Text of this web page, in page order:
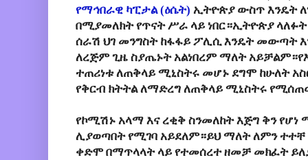
የማኅበራዊ ካፒታል (ዕሴት) ኢትዮጵያ ውስጥ እንዴት
በሚያመለክት የጥናት ሥራ ላይ ነበር።ኢትዮጵያ
ሰራሽ ህገ መንግስት ከፋፋይ ፖሊሲ እንዴት መውጣት
ለረጅም ጊዜ ስያጤኑት አልነበረም ማለት
ተጠሪነቱ ለጠቅላይ ሚኒስትሩ መሆኑ ደግሞ ከሁለት
የቅርብ ክትትል ለማድረግ ለጠቅላይ ሚኒስትሩ
የኮሚሽኑ አላማ እና ረቂቅ ስንመለከት እጅግ ቅን
ሊያወጣበት የሚገባ አይደለም።ይህ ማለት ለምን